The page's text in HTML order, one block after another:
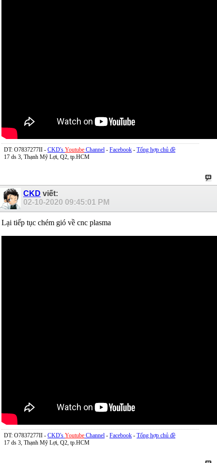
DT: O7837277II - CKD's Youtube Channel - Facebook - Tổng hợp chủ đề
17 ds 3, Thạnh Mỹ Lợi, Q2, tp.HCM
CKD viết:
02-10-2020 09:45:01 PM
Lại tiếp tục chém gió về cnc plasma
DT: O7837277II - CKD's Youtube Channel - Facebook - Tổng hợp chủ đề
17 ds 3, Thạnh Mỹ Lợi, Q2, tp.HCM